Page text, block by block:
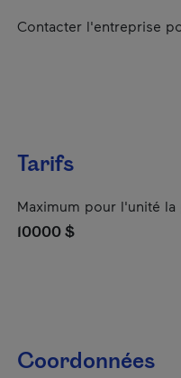
Contacter l'entreprise
Tarifs
Maximum pour l'unité la
10000 $
Coordonnées